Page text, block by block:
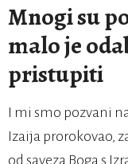
Mnogi su
malo je
pristupiti
I mi smo pozvani
Izaija prorokovao,
od saveza Boga s